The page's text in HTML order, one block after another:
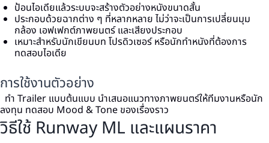
ป้อนไอเดียแล้วระบบจะสร้างตัวอย่างหนังขนาดสั้น
ประกอบด้วยฉากต่าง ๆ ที่หลากหลาย ไม่ว่าจะเป็นการเปลี่ยนมุม
กล้อง เอฟเฟกต์ภาพยนตร์ และเสียงประกอบ
เหมาะสำหรับนักเขียนบท โปรดิวเซอร์ หรือนักทำหนังที่ต้องการ
ทดสอบไอเดีย
การใช้งานตัวอย่าง
ทำ Trailer แบบต้นแบบ นำเสนอแนวทางภาพยนตร์ให้ทีมงานหรือนัก
ลงทุน ทดสอบ Mood & Tone ของเรื่องราว
วิธีใช้ Runway ML และแผนราคา